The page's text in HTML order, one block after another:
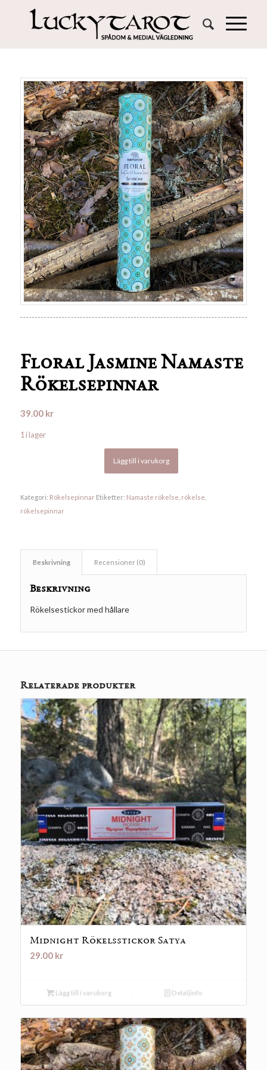
Floral Jasmine Namaste
Rökelsepinnar
39.00 kr
1 i lager
Lägg till i varukorg
Kategori: Rökelsepinnar Etiketter: Namaste rökelse rökelse
rökelsepinnar
Beskrivning Recensioner (0)
Beskrivning
Rökelsestickor med hållare
Relaterade produkter
Midnight Rökelsstickor Satya
29.00 kr
Lägg till i varukorg Detaljinfo